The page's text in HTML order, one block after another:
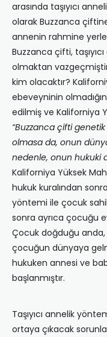
arasında taşıyıcı
olarak Buzzanca
annenin rahmine
Buzzanca çifti,
olmaktan
kim olacaktır?
ebeveyninin
edilmiş ve Kaliforniya
“Buzzanca çifti
olmasa da, onun
nedenle, onun hukuki
Kaliforniya Yüksek
hukuk kuralından
yöntemi ile çocuk
sonra ayrıca çocuğu
Çocuk doğduğu anda,
çocuğun dünyaya
hukuken annesi ve
başlanmıştır.
Taşıyıcı annelik
ortaya çıkacak